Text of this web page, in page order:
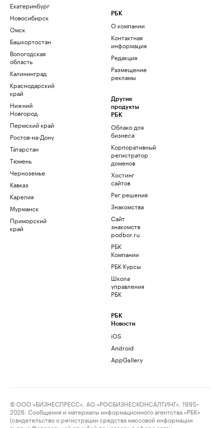
Екатеринбург
Новосибирск
Омск
Башкортостан
Вологодская
область
Калининград
Краснодарский
край
Нижний
Новгород
Пермский край
Ростов-на-Дону
Татарстан
Тюмень
Черноземье
Кавказ
Карелия
Мурманск
Приморский
край
РБК
О компании
Контактная
информация
Редакция
Размещение
рекламы
Другие
продукты
РБК
Облако для
бизнеса
Корпоративный
регистратор
доменов
Хостинг
сайтов
Рег.решения
Знакомства
Сайт
знакомств
podbor.ru
РБК
Компании
РБК Курсы
Школа
управления
РБК
РБК
Новости
iOS
Android
AppGallery
© ООО «БИЗНЕСПРЕСС», АО «РОСБИЗНЕСКОНСАЛТИНГ», 1995–
2026. Сообщения и материалы информационного агентства «РБК»
(свидетельство о регистрации средства массовой информации